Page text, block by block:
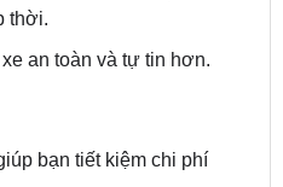
giúp bạn tiết kiệm chi